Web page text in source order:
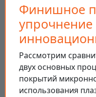
Финишное
Рассмотрим
двух основных
покрытий
использования